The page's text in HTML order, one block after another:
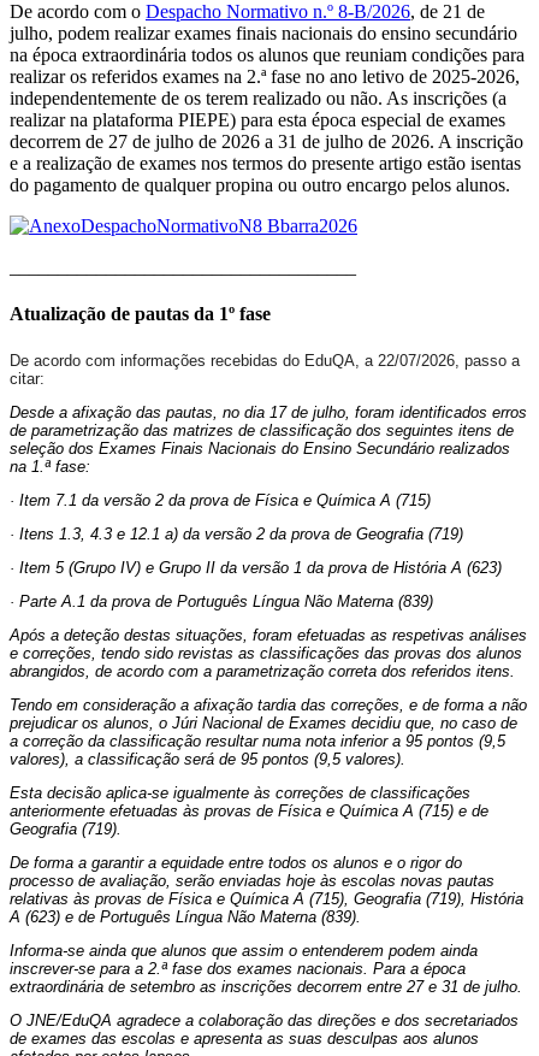
De acordo com o Despacho Normativo n.º 8-B/2026, de 21 de
julho, podem realizar exames finais nacionais do ensino secundário
na época extraordinária todos os alunos que reuniam condições para
realizar os referidos exames na 2.ª fase no ano letivo de 2025-2026,
independentemente de os terem realizado ou não. As inscrições (a
realizar na plataforma PIEPE) para esta época especial de exames
decorrem de 27 de julho de 2026 a 31 de julho de 2026. A inscrição
e a realização de exames nos termos do presente artigo estão isentas
do pagamento de qualquer propina ou outro encargo pelos alunos.
Atualização de pautas da 1º fase
De acordo com informações recebidas do EduQA, a 22/07/2026, passo a
citar:
Desde a afixação das pautas, no dia 17 de julho, foram identificados erros
de parametrização das matrizes de classificação dos seguintes itens de
seleção dos Exames Finais Nacionais do Ensino Secundário realizados
na 1.ª fase:
· Item 7.1 da versão 2 da prova de Física e Química A (715)
· Itens 1.3, 4.3 e 12.1 a) da versão 2 da prova de Geografia (719)
· Item 5 (Grupo IV) e Grupo II da versão 1 da prova de História A (623)
· Parte A.1 da prova de Português Língua Não Materna (839)
Após a deteção destas situações, foram efetuadas as respetivas análises
e correções, tendo sido revistas as classificações das provas dos alunos
abrangidos, de acordo com a parametrização correta dos referidos itens.
Tendo em consideração a afixação tardia das correções, e de forma a não
prejudicar os alunos, o Júri Nacional de Exames decidiu que, no caso de
a correção da classificação resultar numa nota inferior a 95 pontos (9,5
valores), a classificação será de 95 pontos (9,5 valores).
Esta decisão aplica-se igualmente às correções de classificações
anteriormente efetuadas às provas de Física e Química A (715) e de
Geografia (719).
De forma a garantir a equidade entre todos os alunos e o rigor do
processo de avaliação, serão enviadas hoje às escolas novas pautas
relativas às provas de Física e Química A (715), Geografia (719), História
A (623) e de Português Língua Não Materna (839).
Informa-se ainda que alunos que assim o entenderem podem ainda
inscrever-se para a 2.ª fase dos exames nacionais. Para a época
extraordinária de setembro as inscrições decorrem entre 27 e 31 de julho.
O JNE/EduQA agradece a colaboração das direções e dos secretariados
de exames das escolas e apresenta as suas desculpas aos alunos